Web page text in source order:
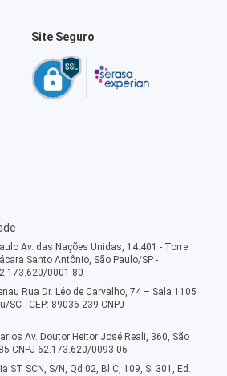
Site Seguro
Av. das Nações Unidas, 14.401 - Torre
Santo Antônio, São Paulo/SP -
0001-80
Rua Dr. Léo de Carvalho, 74 – Sala 1105
SC - CEP: 89036-239 CNPJ
Av. Doutor Heitor José Reali, 360, São
CNPJ 62.173.620/0093-06
ST SCN, S/N, Qd 02, Bl C, 109, Sl 301, Ed.